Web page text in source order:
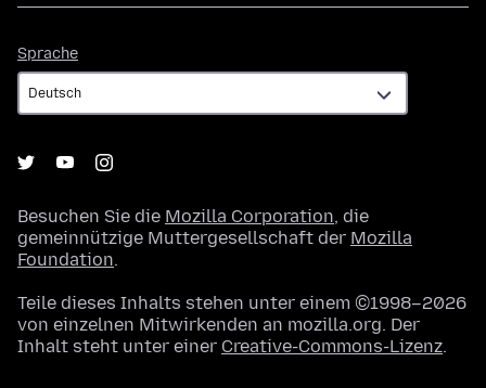
Sprache
Besuchen Sie die Mozilla Corporation, die
gemeinnützige Muttergesellschaft der Mozilla
Foundation.
Teile dieses Inhalts stehen unter einem ©1998–2026
von einzelnen Mitwirkenden an mozilla.org. Der
Inhalt steht unter einer Creative-Commons-Lizenz.